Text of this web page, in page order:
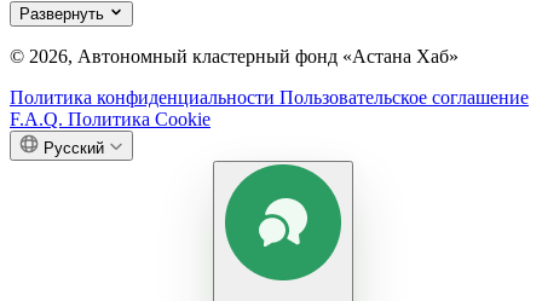
Развернуть
© 2026, Автономный кластерный фонд «Астана Хаб»
Политика конфиденциальности Пользовательское соглашение
F.A.Q. Политика Cookie
Русский